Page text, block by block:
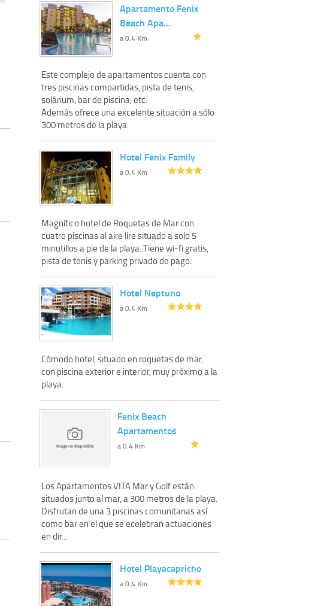
Apartamento Fenix
Beach Apa…
a 0.4 Km
Este complejo de apartamentos cuenta con
tres piscinas compartidas, pista de tenis,
solárium, bar de piscina, etc.
Además ofrece una excelente situación a sólo
300 metros de la playa.
Hotel Fenix Family
a 0.4 Km
Magnífico hotel de Roquetas de Mar con
cuatro piscinas al aire lire situado a solo 5
minutillos a pie de la playa. Tiene wi-fi gratis,
pista de tenis y parking privado de pago.
Hotel Neptuno
a 0.4 Km
Cómodo hotel, situado en roquetas de mar,
con piscina exterior e interior, muy próximo a la
playa.
Fenix Beach
Apartamentos
a 0.4 Km
Los Apartamentos VITA Mar y Golf están
situados junto al mar, a 300 metros de la playa.
Disfrutan de una 3 piscinas comunitarias así
como bar en el que se ecelebran actuaciones
en dir...
Hotel Playacapricho
a 0.4 Km